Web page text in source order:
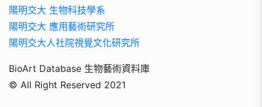
陽明交大 生物科技學系
陽明交大 應用藝術研究所
陽明交大人社院視覺文化研究所
BioArt Database 生物藝術資料庫
© All Right Reserved 2021